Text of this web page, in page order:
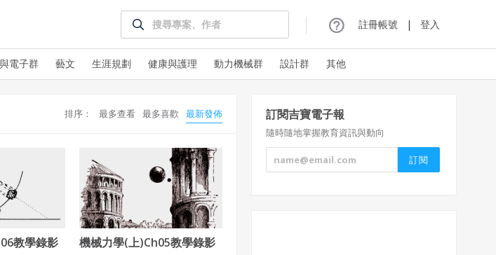
註冊帳號 | 登入
電子群 藝文 生涯規劃 健康與護理 動力機械群 設計群 其他
排序： 最多查看 最多喜歡 最新發佈
教學錄影 機械力學(上)Ch05教學錄影
訂閱吉寶電子報
隨時隨地掌握教育資訊與動向
帳號登入
帳號註冊
Google 帳號註冊
統（本系統），經註冊本系統